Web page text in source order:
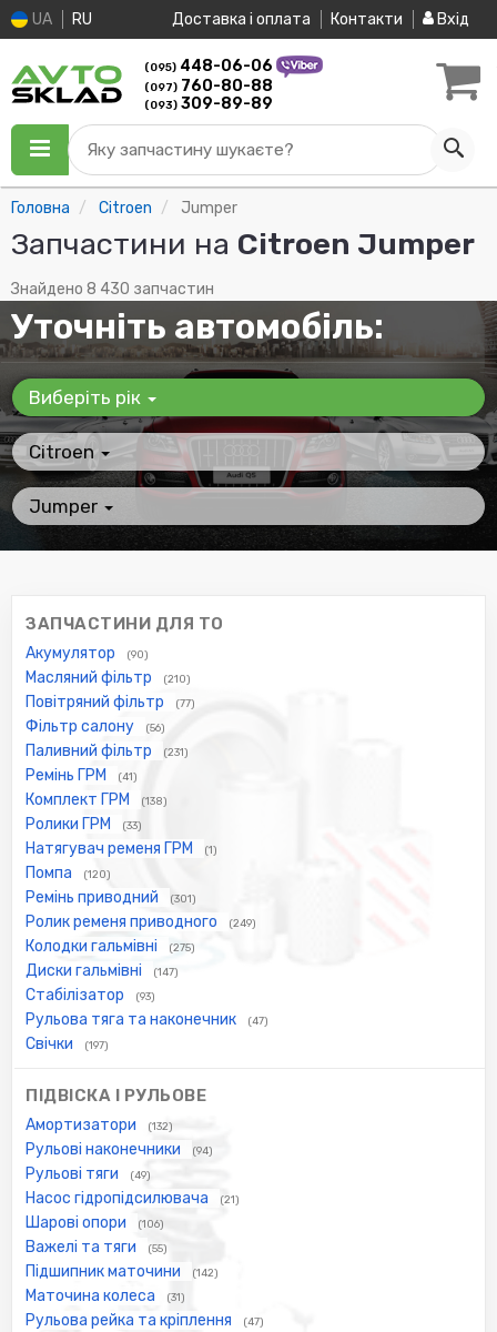
UA RU Доставка і оплата Контакти Вхід
(095) 448-06-06
(097) 760-80-88
(093) 309-89-89
Яку запчастину шукаєте?
Головна Citroen Jumper
Запчастини на Citroen Jumper
Знайдено 8 430 запчастин
Уточніть автомобіль:
Виберіть рік
Citroen
Jumper
ЗАПЧАСТИНИ ДЛЯ ТО
Акумулятор (90)
Масляний фільтр (210)
Повітряний фільтр (77)
Фільтр салону (56)
Паливний фільтр (231)
Ремінь ГРМ (41)
Комплект ГРМ (138)
Ролики ГРМ (33)
Натягувач ременя ГРМ (1)
Помпа (120)
Ремінь приводний (301)
Ролик ременя приводного (249)
Колодки гальмівні (275)
Диски гальмівні (147)
Стабілізатор (93)
Рульова тяга та наконечник (47)
Свічки (197)
ПІДВІСКА І РУЛЬОВЕ
Амортизатори (132)
Рульові наконечники (94)
Рульові тяги (49)
Насос гідропідсилювача (21)
Шарові опори (106)
Важелі та тяги (55)
Підшипник маточини (142)
Маточина колеса (31)
Рульова рейка та кріплення (47)